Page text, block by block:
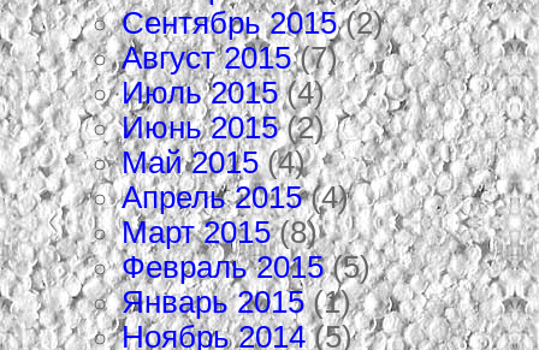
Сентябрь 2015(2)
Август 2015(7)
Июль 2015(4)
Июнь 2015(2)
Май 2015(4)
Апрель 2015(4)
Март 2015(8)
Февраль 2015(5)
Январь 2015(1)
Ноябрь 2014(5)